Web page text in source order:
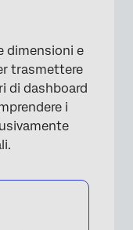
dimensioni e
trasmettere
di dashboard
i